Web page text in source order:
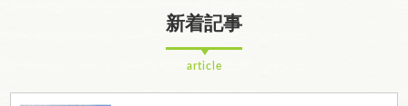
新着記事
article